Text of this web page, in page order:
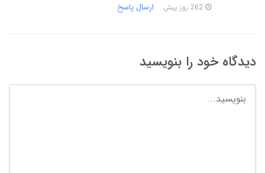
ارسال پاسخ
دیدگاه خود را بنویسید